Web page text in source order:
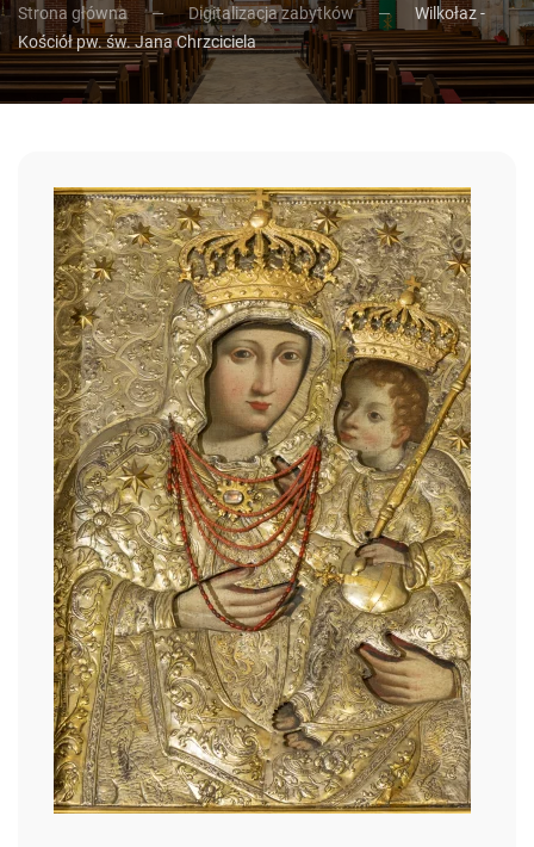
Strona główna Digitalizacja zabytków
Wilkołaz -
Kościół pw. św. Jana Chrzciciela